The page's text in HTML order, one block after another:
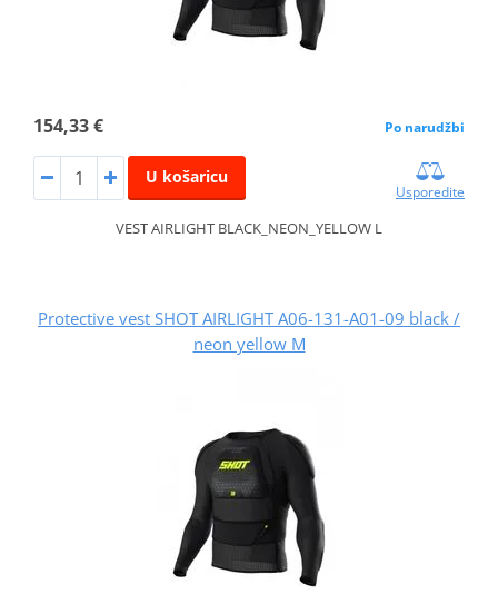
154,33 € Po narudžbi
U košaricu
Usporedite
VEST AIRLIGHT BLACK_NEON_YELLOW L
Protective vest SHOT AIRLIGHT A06-131-A01-09 black /
neon yellow M